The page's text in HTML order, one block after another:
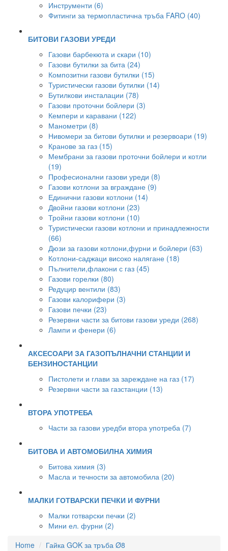
Инструменти (6)
Фитинги за термопластична тръба FARO (40)
БИТОВИ ГАЗОВИ УРЕДИ
Газови барбекюта и скари (10)
Газови бутилки за бита (24)
Композитни газови бутилки (15)
Туристически газови бутилки (14)
Бутилкови инсталации (78)
Газови проточни бойлери (3)
Кемпери и каравани (122)
Манометри (8)
Нивомери за битови бутилки и резервоари (19)
Кранове за газ (15)
Мембрани за газови проточни бойлери и котли
(19)
Професионални газови уреди (8)
Газови котлони за вграждане (9)
Единични газови котлони (14)
Двойни газови котлони (23)
Тройни газови котлони (10)
Туристически газови котлони и принадлежности
(66)
Дюзи за газови котлони,фурни и бойлери (63)
Котлони-саджаци високо налягане (18)
Пълнители,флакони с газ (45)
Газови горелки (80)
Редуцир вентили (83)
Газови калорифери (3)
Газови печки (23)
Резервни части за битови газови уреди (268)
Лампи и фенери (6)
АКСЕСОАРИ ЗА ГАЗОПЪЛНАЧНИ СТАНЦИИ И
БЕНЗИНОСТАНЦИИ
Пистолети и глави за зареждане на газ (17)
Резервни части за газстанции (13)
ВТОРА УПОТРЕБА
Части за газови уредби втора употреба (7)
БИТОВА И АВТОМОБИЛНА ХИМИЯ
Битова химия (3)
Масла и течности за автомобила (20)
МАЛКИ ГОТВАРСКИ ПЕЧКИ И ФУРНИ
Малки готварски печки (2)
Мини ел. фурни (2)
Home
Гайка GOK за тръба Ø8